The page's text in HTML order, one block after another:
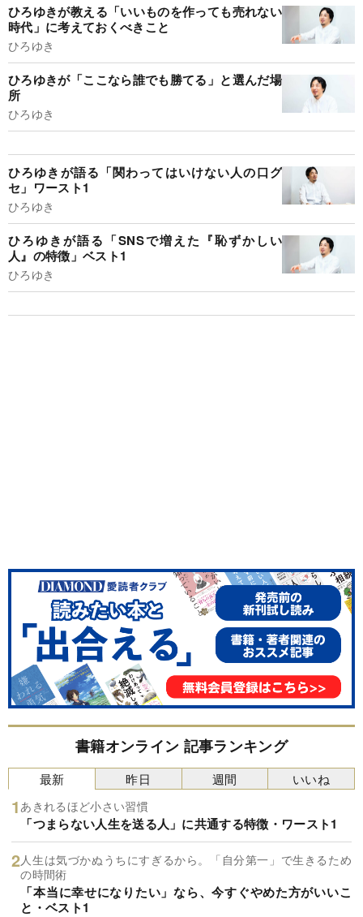
ひろゆきが教える「いいものを作っても売れない
時代」に考えておくべきこと
ひろゆき
ひろゆきが「ここなら誰でも勝てる」と選んだ場
所
ひろゆき
ひろゆきが語る「関わってはいけない人の口グ
セ」ワースト1
ひろゆき
ひろゆきが語る「SNSで増えた『恥ずかしい
人』の特徴」ベスト1
ひろゆき
書籍オンライン 記事ランキング
最新
あきれるほど小さい習慣
「つまらない人生を送る人」に共通する特徴・ワースト1
人生は気づかぬうちにすぎるから。「自分第一」で生きるため
の時間術
「本当に幸せになりたい」なら、今すぐやめた方がいいこ
と・ベスト1
昨日 週間 いいね